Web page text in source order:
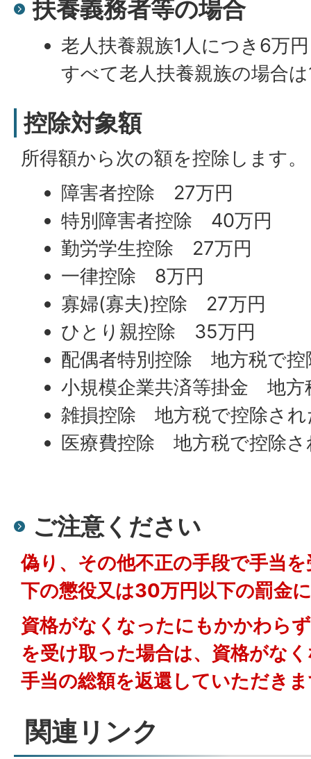
扶養義務者等の場合
老人扶養親族1人につき6万
すべて老人扶養親族の場合
控除対象額
所得額から次の額を控除します。
障害者控除 27万円
特別障害者控除 40万円
勤労学生控除 27万円
一律控除 8万円
寡婦(寡夫)控除 27万円
ひとり親控除 35万円
配偶者特別控除 地方税で控
小規模企業共済等掛金 地方
雑損控除 地方税で控除され
医療費控除 地方税で控除さ
ご注意ください
偽り、その他不正の手段で手当
下の懲役又は30万円以下の罰金
資格がなくなったにもかかわら
を受け取った場合は、資格がな
手当の総額を返還していただき
関連リンク